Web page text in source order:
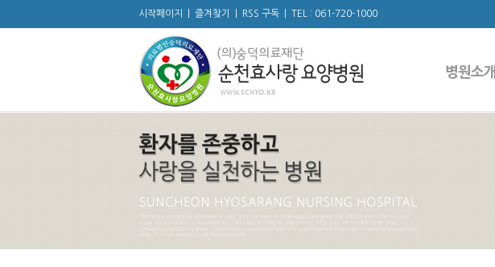
시작페이지 즐겨찾기 RSS 구독 TEL : 061-720-1000
병원소개